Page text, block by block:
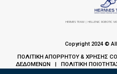
HERMES TEAM | HELLENIC ROBOTIC
Copyright 2024 ©
ΠΟΛΙΤΙΚΗ ΑΠΟΡΡΗΤΟΥ & ΧΡΗΣΗΣ
ΔΕΔΟΜΕΝΩΝ | ΠΟΛΙΤΙΚΗ